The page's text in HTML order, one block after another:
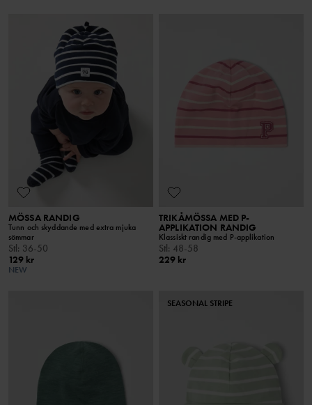
MÖSSA RANDIG
Tunn och skyddande med extra mjuka
sömmar
Stl: 36-50
129 kr
NEW
TRIKÅMÖSSA MED P-
APPLIKATION RANDIG
Klassiskt randig med P-applikation
Stl: 48-58
229 kr
SEASONAL STRIPE